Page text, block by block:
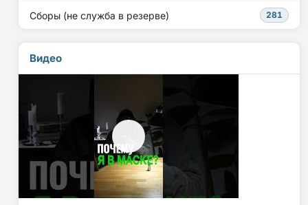
Сборы (не служба в резерве) 281
Видео